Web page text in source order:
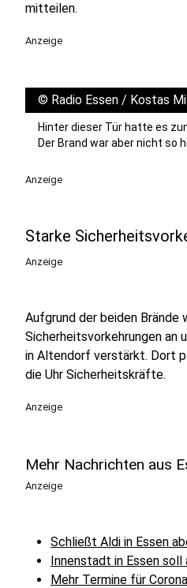
mitteilen.
Anzeige
© Radio Essen / Kostas
Hinter dieser Tür hatte es
Der Brand war aber nicht so
Anzeige
Starke
Anzeige
Aufgrund der beiden Brände
Sicherheitsvorkehrungen an
in Altendorf verstärkt. Dort
die Uhr Sicherheitskräfte.
Anzeige
Mehr Nachrichten aus
Anzeige
Schließt Aldi in Essen
Innenstadt in Essen
Mehr Termine für